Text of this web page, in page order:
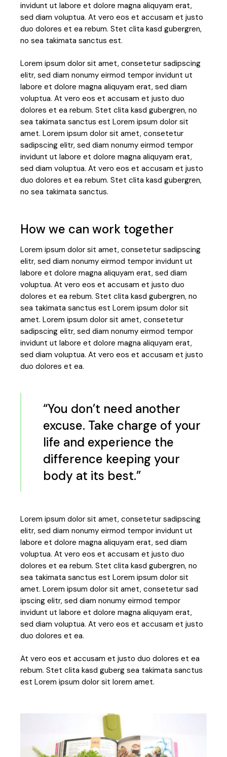
invidunt ut labore et dolore magna aliquyam erat,
sed diam voluptua. At vero eos et accusam et justo
duo dolores et ea rebum. Stet clita kasd gubergren,
no sea takimata sanctus est.
Lorem ipsum dolor sit amet, consetetur sadipscing
elitr, sed diam nonumy eirmod tempor invidunt ut
labore et dolore magna aliquyam erat, sed diam
voluptua. At vero eos et accusam et justo duo
dolores et ea rebum. Stet clita kasd gubergren, no
sea takimata sanctus est Lorem ipsum dolor sit
amet. Lorem ipsum dolor sit amet, consetetur
sadipscing elitr, sed diam nonumy eirmod tempor
invidunt ut labore et dolore magna aliquyam erat,
sed diam voluptua. At vero eos et accusam et justo
duo dolores et ea rebum. Stet clita kasd gubergren,
no sea takimata sanctus.
How we can work together
Lorem ipsum dolor sit amet, consetetur sadipscing
elitr, sed diam nonumy eirmod tempor invidunt ut
labore et dolore magna aliquyam erat, sed diam
voluptua. At vero eos et accusam et justo duo
dolores et ea rebum. Stet clita kasd gubergren, no
sea takimata sanctus est Lorem ipsum dolor sit
amet. Lorem ipsum dolor sit amet, consetetur
sadipscing elitr, sed diam nonumy eirmod tempor
invidunt ut labore et dolore magna aliquyam erat,
sed diam voluptua. At vero eos et accusam et justo
duo dolores et ea.
“You don’t need another
excuse. Take charge of your
life and experience the
difference keeping your
body at its best.”
Lorem ipsum dolor sit amet, consetetur sadipscing
elitr, sed diam nonumy eirmod tempor invidunt ut
labore et dolore magna aliquyam erat, sed diam
voluptua. At vero eos et accusam et justo duo
dolores et ea rebum. Stet clita kasd gubergren, no
sea takimata sanctus est Lorem ipsum dolor sit
amet. Lorem ipsum dolor sit amet, consetetur sad
ipscing elitr, sed diam nonumy eirmod tempor
invidunt ut labore et dolore magna aliquyam erat,
sed diam voluptua. At vero eos et accusam et justo
duo dolores et ea.
At vero eos et accusam et justo duo dolores et ea
rebum. Stet clita kasd guberg sea takimata sanctus
est Lorem ipsum dolor sit lorem amet.